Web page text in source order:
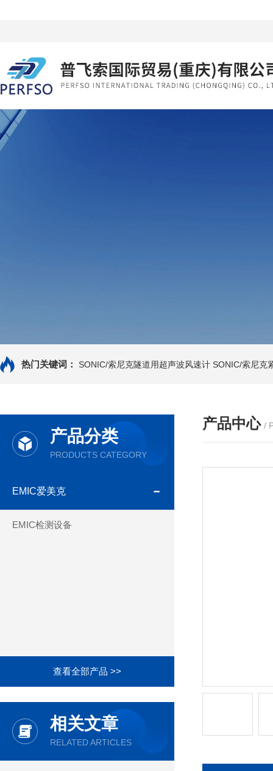
热门关键词： SONIC/索尼克隧道用超声波风速计 SONIC/索尼克
产品分类
PRODUCTS CATEGORY
EMIC爱美克
EMIC检测设备
查看全部产品 >>
相关文章
RELATED ARTICLES
产品中心 /